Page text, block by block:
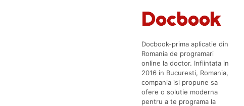
Docbook-prima aplicatie din
Romania de programari
online la doctor. Infiintata in
2016 in Bucuresti, Romania,
compania isi propune sa
ofere o solutie moderna
pentru a te programa la